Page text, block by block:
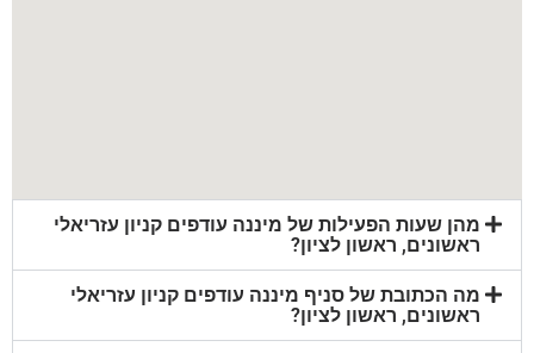
מהן שעות הפעילות של מיננה עודפים קניון עזריאלי
ראשונים, ראשון לציון?
מה הכתובת של סניף מיננה עודפים קניון עזריאלי
ראשונים, ראשון לציון?